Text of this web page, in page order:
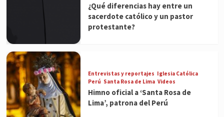
¿Qué diferencias hay entre un
sacerdote católico y un pastor
protestante?
Entrevistas y reportajes Iglesia Católica
Perú Santa Rosa de Lima Videos
Himno oficial a ‘Santa Rosa de
Lima’, patrona del Perú